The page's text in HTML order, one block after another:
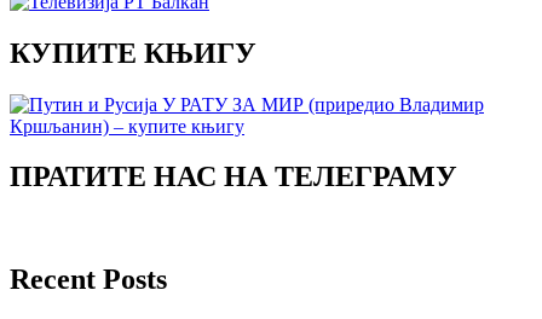
КУПИТЕ КЊИГУ
ПРАТИТЕ НАС НА ТЕЛЕГРАМУ
Recent Posts